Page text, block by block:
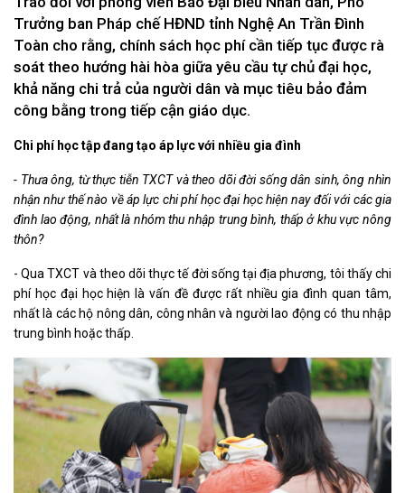
Trưởng ban Pháp chế HĐND tỉnh Nghệ An Trần Đình
Toàn cho rằng, chính sách học phí cần tiếp tục được rà
soát theo hướng hài hòa giữa yêu cầu tự chủ đại học,
khả năng chi trả của người dân và mục tiêu bảo đảm
công bằng trong tiếp cận giáo dục.
Chi phí học tập đang tạo áp lực với nhiều gia đình
- Thưa ông, từ thực tiễn TXCT và theo dõi đời sống dân sinh, ông nhìn
nhận như thế nào về áp lực chi phí học đại học hiện nay đối với các gia
đình lao động, nhất là nhóm thu nhập trung bình, thấp ở khu vực nông
thôn?
- Qua TXCT và theo dõi thực tế đời sống tại địa phương, tôi thấy chi
phí học đại học hiện là vấn đề được rất nhiều gia đình quan tâm,
nhất là các hộ nông dân, công nhân và người lao động có thu nhập
trung bình hoặc thấp.